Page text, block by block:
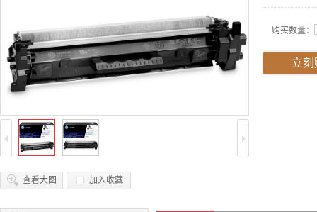
查看大图 加入收藏
购买数量：
立刻